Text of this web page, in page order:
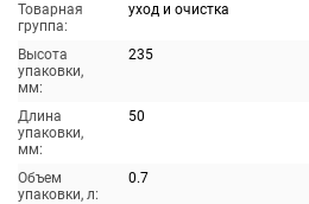
Товарная
группа:
уход и очистка
Высота
упаковки,
мм:
235
Длина
упаковки,
мм:
50
Объем
упаковки, л:
0.7